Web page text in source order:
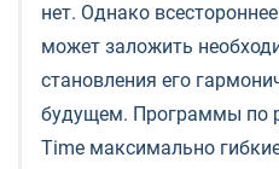
нет. Однако
может заложить
становления его
будущем. Программы по
Time максимально